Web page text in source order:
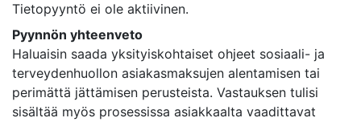
Tietopyyntö ei ole aktiivinen.
Pyynnön yhteenveto
Haluaisin saada yksityiskohtaiset ohjeet sosiaali- ja
terveydenhuollon asiakasmaksujen alentamisen tai
perimättä jättämisen perusteista. Vastauksen tulisi
sisältää myös prosessissa asiakkaalta vaadittavat